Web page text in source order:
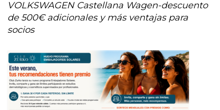
VOLKSWAGEN Castellana Wagen-descuento
de 500€ adicionales y más ventajas para
socios